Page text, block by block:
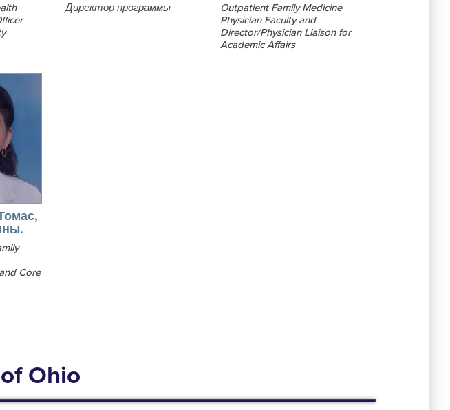
Директор программы
Outpatient Family Medicine
Physician Faculty and
Director/Physician Liaison for
Academic Affairs
Core
Ohio